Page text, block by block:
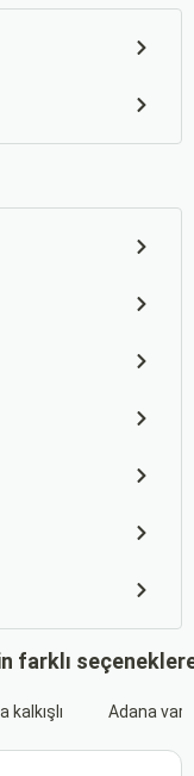
farklı
kalkışlı Adana